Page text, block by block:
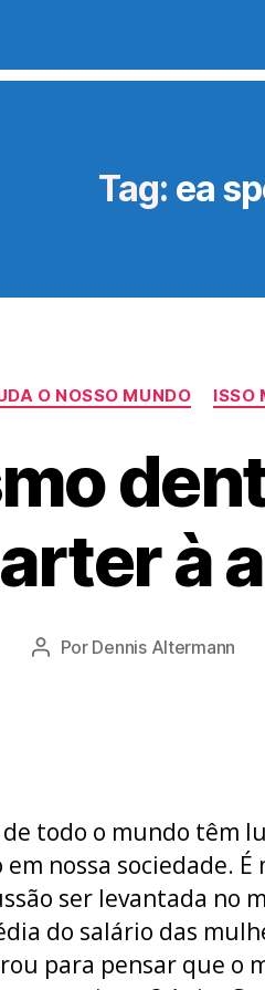
Tag: ea
O NOSSO MUNDO ISSO
à
Autor
Por Dennis Altermann
todo o mundo têm
nossa sociedade.
ser levantada no
do salário das
para pensar que o